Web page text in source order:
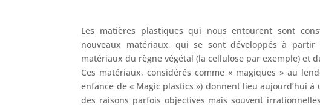
Les matières plastiques qui nous entourent sont
nouveaux matériaux, qui se sont développés à
matériaux du règne végétal (la cellulose par exemple) et
Ces matériaux, considérés comme « magiques » au
enfance de « Magic plastics ») donnent lieu aujourd’hui
des raisons parfois objectives mais souvent